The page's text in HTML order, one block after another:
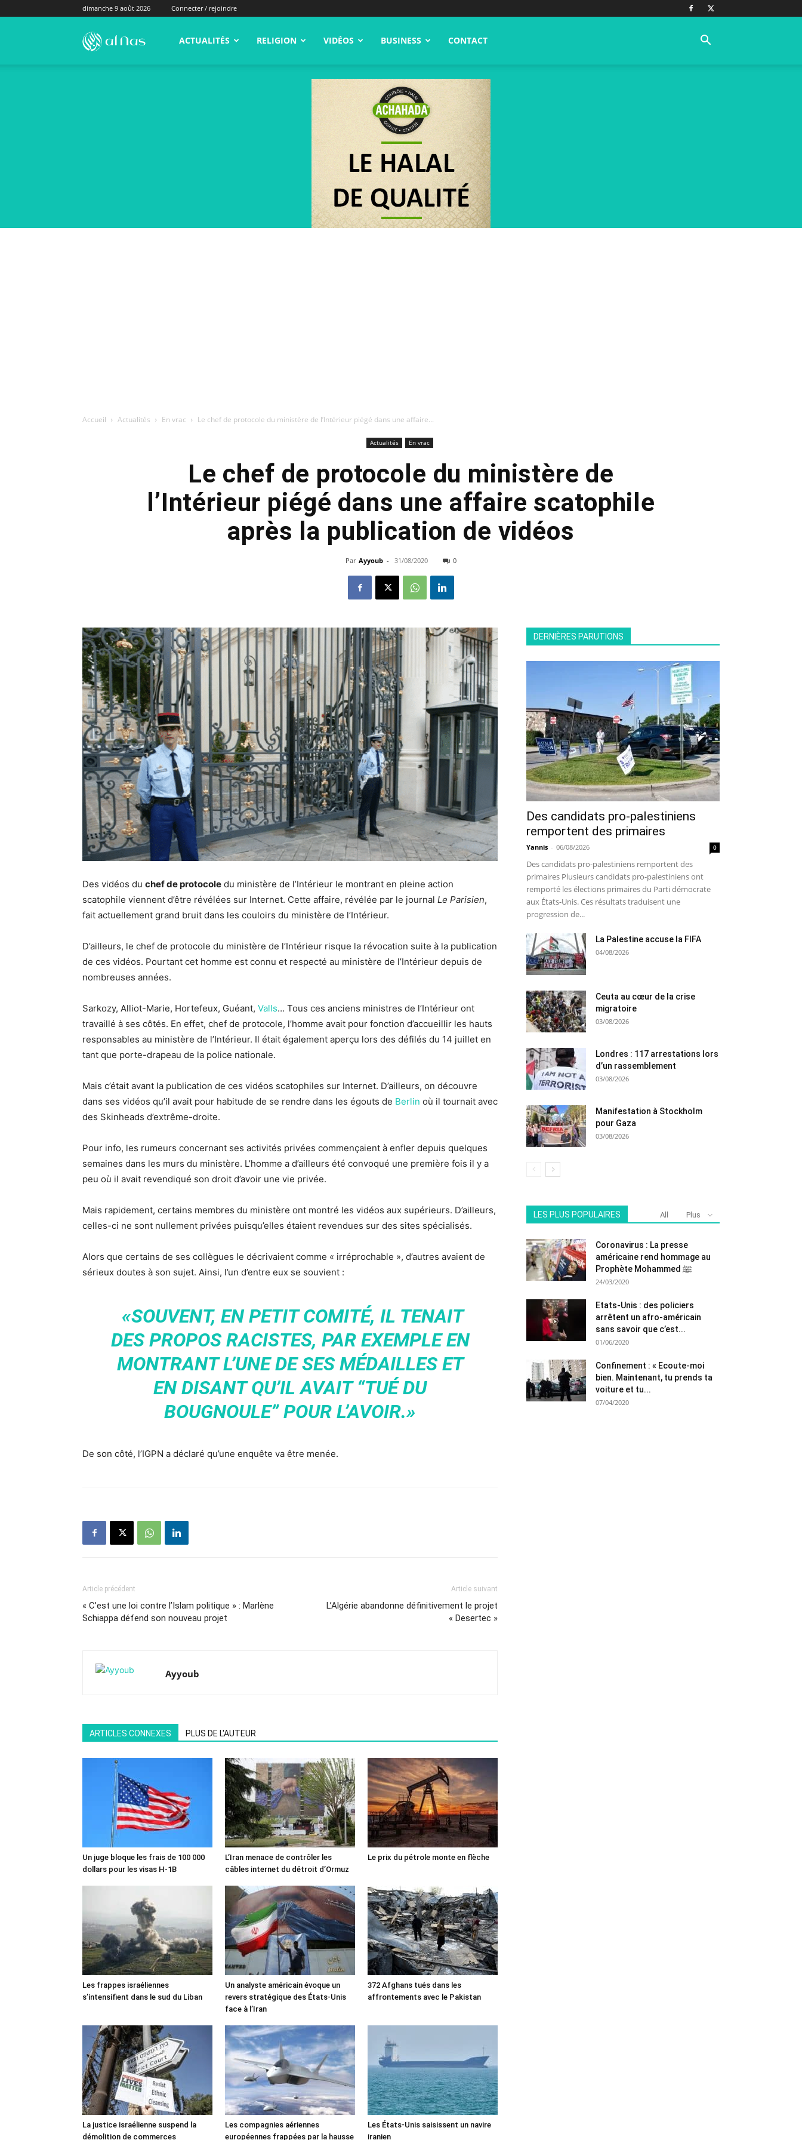
dimanche 9 août 2026 Connecter / rejoindre
alNas.fr ACTUALITÉS RELIGION VIDÉOS BUSINESS CONTACT
Accueil Actualités En vrac Le chef de protocole du ministère de l’Intérieur piégé dans une affaire...
Actualités En vrac
Le chef de protocole du ministère de
l’Intérieur piégé dans une affaire scatophile
après la publication de vidéos
Par Ayyoub - 31/08/2020 0
Des vidéos du chef de protocole du ministère de l’Intérieur le montrant en pleine action
scatophile viennent d’être révélées sur Internet. Cette affaire, révélée par le journal Le Parisien,
fait actuellement grand bruit dans les couloirs du ministère de l’Intérieur.
D’ailleurs, le chef de protocole du ministère de l’Intérieur risque la révocation suite à la publication
de ces vidéos. Pourtant cet homme est connu et respecté au ministère de l’Intérieur depuis de
nombreuses années.
Sarkozy, Alliot-Marie, Hortefeux, Guéant, Valls… Tous ces anciens ministres de l’Intérieur ont
travaillé à ses côtés. En effet, chef de protocole, l’homme avait pour fonction d’accueillir les hauts
responsables au ministère de l’Intérieur. Il était également aperçu lors des défilés du 14 juillet en
tant que porte-drapeau de la police nationale.
Mais c’était avant la publication de ces vidéos scatophiles sur Internet. D’ailleurs, on découvre
dans ses vidéos qu’il avait pour habitude de se rendre dans les égouts de Berlin où il tournait avec
des Skinheads d’extrême-droite.
Pour info, les rumeurs concernant ses activités privées commençaient à enfler depuis quelques
semaines dans les murs du ministère. L’homme a d’ailleurs été convoqué une première fois il y a
peu où il avait revendiqué son droit d’avoir une vie privée.
Mais rapidement, certains membres du ministère ont montré les vidéos aux supérieurs. D’ailleurs,
celles-ci ne sont nullement privées puisqu’elles étaient revendues sur des sites spécialisés.
Alors que certains de ses collègues le décrivaient comme « irréprochable », d’autres avaient de
sérieux doutes à son sujet. Ainsi, l’un d’entre eux se souvient :
«SOUVENT, EN PETIT COMITÉ, IL TENAIT
DES PROPOS RACISTES, PAR EXEMPLE EN
MONTRANT L’UNE DE SES MÉDAILLES ET
EN DISANT QU’IL AVAIT “TUÉ DU
BOUGNOULE” POUR L’AVOIR.»
De son côté, l’IGPN a déclaré qu’une enquête va être menée.
Article précédent
« C’est une loi contre l’Islam politique » : Marlène
Schiappa défend son nouveau projet
Article suivant
L’Algérie abandonne définitivement le projet
« Desertec »
Ayyoub
ARTICLES CONNEXES PLUS DE L'AUTEUR
Un juge bloque les frais de 100 000
dollars pour les visas H-1B
L’Iran menace de contrôler les
câbles internet du détroit d’Ormuz
Le prix du pétrole monte en flèche
Les frappes israéliennes
s’intensifient dans le sud du Liban
Un analyste américain évoque un
revers stratégique des États-Unis
face à l’Iran
372 Afghans tués dans les
affrontements avec le Pakistan
La justice israélienne suspend la
démolition de commerces
Les compagnies aériennes
européennes frappées par la hausse
Les États-Unis saisissent un navire
iranien
DERNIÈRES PARUTIONS
Des candidats pro-palestiniens
remportent des primaires
Yannis - 06/08/2026 0
Des candidats pro-palestiniens remportent des
primaires Plusieurs candidats pro-palestiniens ont
remporté les élections primaires du Parti démocrate
aux États-Unis. Ces résultats traduisent une
progression de...
La Palestine accuse la FIFA
04/08/2026
Ceuta au cœur de la crise
migratoire
03/08/2026
Londres : 117 arrestations lors
d’un rassemblement
03/08/2026
Manifestation à Stockholm
pour Gaza
03/08/2026
LES PLUS POPULAIRES All Plus
Coronavirus : La presse
américaine rend hommage au
Prophète Mohammed ﷺ
24/03/2020
Etats-Unis : des policiers
arrêtent un afro-américain
sans savoir que c’est...
01/06/2020
Confinement : « Ecoute-moi
bien. Maintenant, tu prends ta
voiture et tu...
07/04/2020